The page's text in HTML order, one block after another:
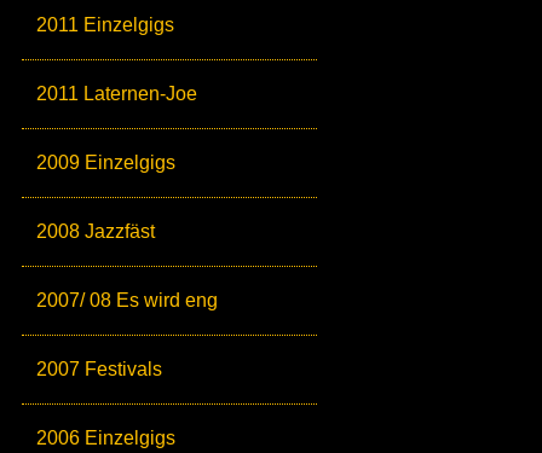
2011 Einzelgigs
2011 Laternen-Joe
2009 Einzelgigs
2008 Jazzfäst
2007/ 08 Es wird eng
2007 Festivals
2006 Einzelgigs